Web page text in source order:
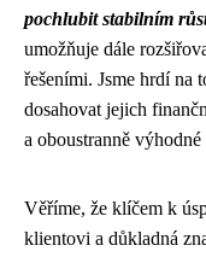
pochlubit stabilním
umožňuje dále
řešeními. Jsme hrdí na
dosahovat jejich
a oboustranně výhodné
Věříme, že klíčem k
klientovi a důkladná